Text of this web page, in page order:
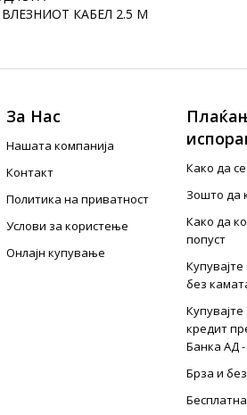
КАБЕЛ 2.5 M
За Нас
Нашата компанија
Контакт
Политика на приватност
Услови за користење
Онлајн купување
Како да
Зошто да
Како да
попуст
без
кредит
Банка АД -
Брза и